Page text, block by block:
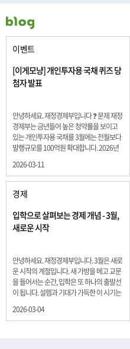
이벤트
[이게모냥] 개인투자용 국채 퀴즈 당
첨자 발표
안녕하세요. 재정경제부입니다 ❓ 문제 재정
경제부는 금년들어 높은 청약률을 보이고
있는 개인투자용 국채를 3월에는 전월보다
발행규모를 100억원 확대합니다. 2026년
5년물 600억원, 10년물 900억원, 20년물
300억원입니다. 그렇다면 3월 개인투자용
국채의 총 발행 예정 금액은 얼마일까요??
보기 ① 1,600억원 ② 1,700억원 ③ 1,800
억원 ④ 2,000억원 정답 : 1,800억원 참여해
주신 모든 분들 감사합니다! 당첨자분들에
게는 지난 이벤트 블로그 게시글에 비밀댓
전달드립니다.
2026-03-11
경제
입학으로 살펴보는 경제 개념 - 3월,
새로운 시작
안녕하세요. 재정경제부입니다. 3월은 새로
운 시작의 계절입니다. 새 가방을 메고 교문
을 들어서는 순간, 입학은 또 하나의 출발선
이 됩니다. 설렘과 기대가 가득한 이 시기는
래를 준비하는 첫 걸음이기도 합니다. 입학
2026-03-04